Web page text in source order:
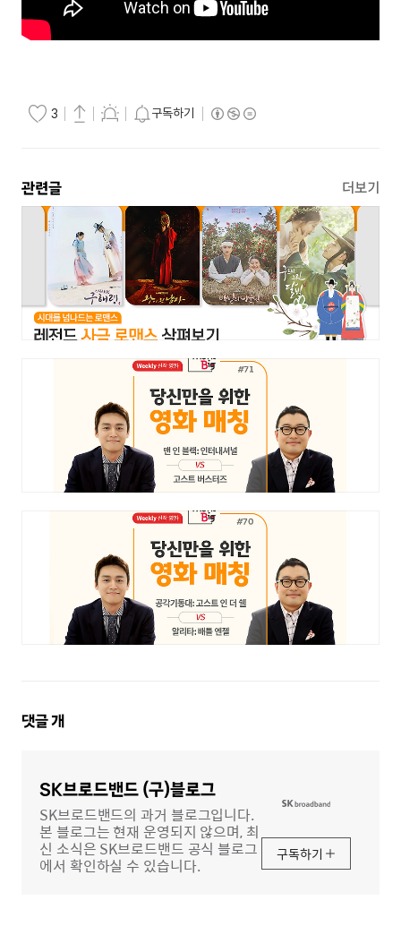
3 구독하기
관련글 더보기
댓
댓글개
SK브로드밴드 (구)블로그
SK브로드밴드의 과거 블로그입니다.
본 블로그는 현재 운영되지 않으며, 최
신 소식은 SK브로드밴드 공식 블로그
에서 확인하실 수 있습니다.
구독하기